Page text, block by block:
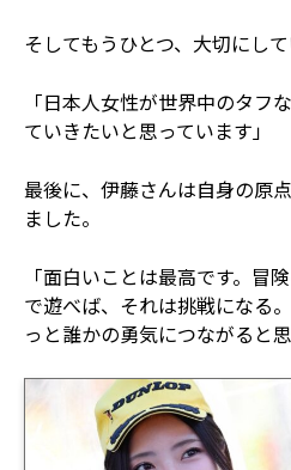
そしてもうひとつ、大切にし
「日本人女性が世界中のタフ
ていきたいと思っています」
最後に、伊藤さんは自身の原
ました。
「面白いことは最高です。冒
で遊べば、それは挑戦になる
っと誰かの勇気につながると